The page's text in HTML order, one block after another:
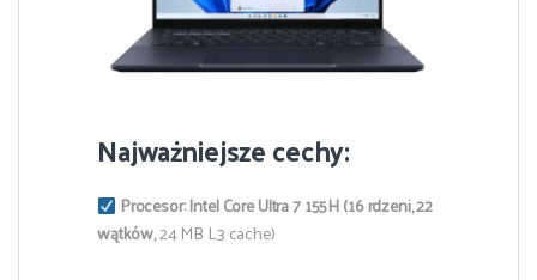
Najważniejsze cechy:
Procesor:Intel Core Ultra 7 155H (16 rdzeni, 22
wątków,24 MB L3 cache)